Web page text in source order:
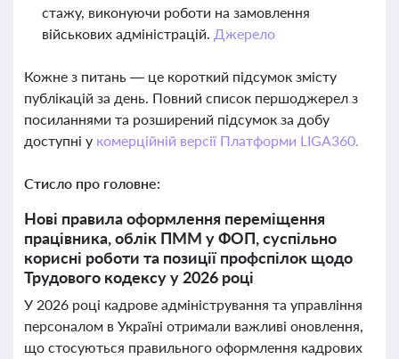
стажу, виконуючи роботи на замовлення
військових адміністрацій. Джерело
Кожне з питань — це короткий підсумок змісту
публікацій за день. Повний список першоджерел з
посиланнями та розширений підсумок за добу
доступні у комерційній версії Платформи LIGA360.
Стисло про головне:
Нові правила оформлення переміщення
працівника, облік ПММ у ФОП, суспільно
корисні роботи та позиції профспілок щодо
Трудового кодексу у 2026 році
У 2026 році кадрове адміністрування та управління
персоналом в Україні отримали важливі оновлення,
що стосуються правильного оформлення кадрових